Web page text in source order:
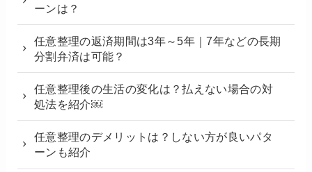
ーンは？
任意整理の返済期間は3年～5年｜7年などの長期
分割弁済は可能？
任意整理後の生活の変化は？払えない場合の対
処法を紹介￼
任意整理のデメリットは？しない方が良いパタ
ーンも紹介